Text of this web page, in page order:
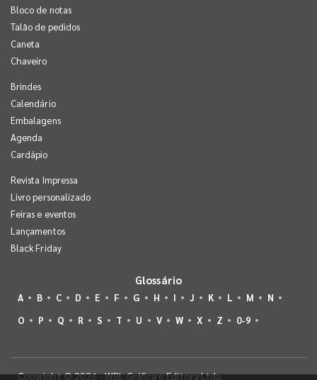
Bloco de notas
Talão de pedidos
Caneta
Chaveiro
Brindes
Calendário
Embalagens
Agenda
Cardápio
Revista Impressa
Livro personalizado
Feiras e eventos
Lançamentos
Black Friday
Glossário
A B C D E F G H I J K L M
N
O
P Q R S T U V W X Z 0-9
Copyright © 2026 - WBL Gráfica e Editora Ltda.